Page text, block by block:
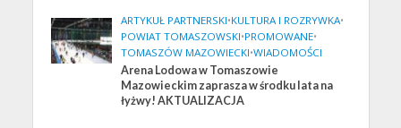
ARTYKUŁ PARTNERSKI•KULTURA I ROZRYWKA•
POWIAT TOMASZOWSKI•PROMOWANE•
TOMASZÓW MAZOWIECKI•WIADOMOŚCI
Arena Lodowa w Tomaszowie
Mazowieckim zaprasza w środku lata na
łyżwy! AKTUALIZACJA